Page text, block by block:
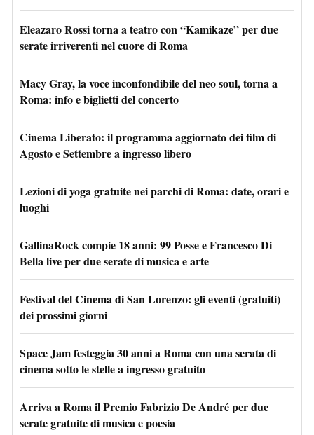
Eleazaro Rossi torna a teatro con “Kamikaze” per due
serate irriverenti nel cuore di Roma
Macy Gray, la voce inconfondibile del neo soul, torna a
Roma: info e biglietti del concerto
Cinema Liberato: il programma aggiornato dei film di
Agosto e Settembre a ingresso libero
Lezioni di yoga gratuite nei parchi di Roma: date, orari e
luoghi
GallinaRock compie 18 anni: 99 Posse e Francesco Di
Bella live per due serate di musica e arte
Festival del Cinema di San Lorenzo: gli eventi (gratuiti)
dei prossimi giorni
Space Jam festeggia 30 anni a Roma con una serata di
cinema sotto le stelle a ingresso gratuito
Arriva a Roma il Premio Fabrizio De André per due
serate gratuite di musica e poesia